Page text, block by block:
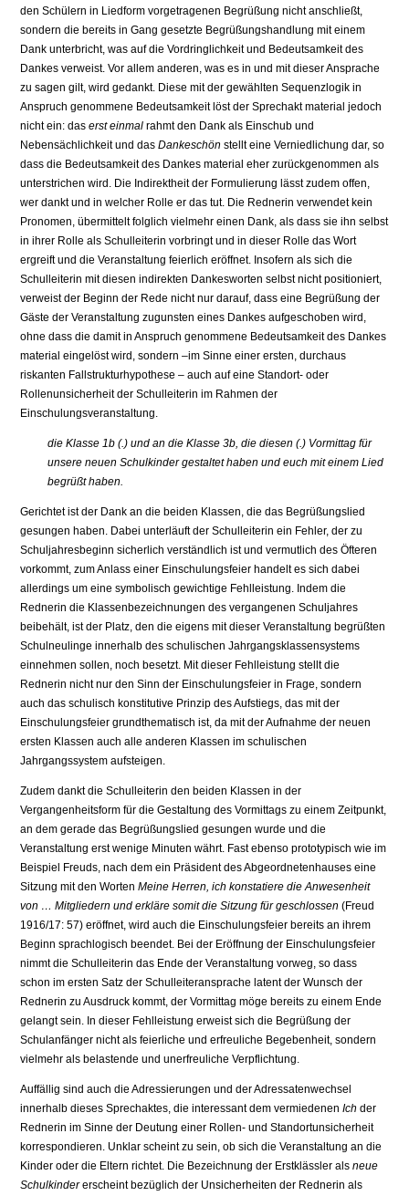
den Schülern in Liedform vorgetragenen Begrüßung nicht anschließt,
sondern die bereits in Gang gesetzte Begrüßungshandlung mit einem
Dank unterbricht, was auf die Vordringlichkeit und Bedeutsamkeit des
Dankes verweist. Vor allem anderen, was es in und mit dieser Ansprache
zu sagen gilt, wird gedankt. Diese mit der gewählten Sequenzlogik in
Anspruch genommene Bedeutsamkeit löst der Sprechakt material jedoch
nicht ein: daserst einmal rahmt den Dank als Einschub und
Nebensächlichkeit und dasDankeschön stellt eine Verniedlichung dar, so
dass die Bedeutsamkeit des Dankes material eher zurückgenommen als
unterstrichen wird. Die Indirektheit der Formulierung lässt zudem offen,
wer dankt und in welcher Rolle er das tut. Die Rednerin verwendet kein
Pronomen, übermittelt folglich vielmehr einen Dank, als dass sie ihn selbst
in ihrer Rolle als Schulleiterin vorbringt und in dieser Rolle das Wort
ergreift und die Veranstaltung feierlich eröffnet. Insofern als sich die
Schulleiterin mit diesen indirekten Dankesworten selbst nicht positioniert,
verweist der Beginn der Rede nicht nur darauf, dass eine Begrüßung der
Gäste der Veranstaltung zugunsten eines Dankes aufgeschoben wird,
ohne dass die damit in Anspruch genommene Bedeutsamkeit des Dankes
material eingelöst wird, sondern –im Sinne einer ersten, durchaus
riskanten Fallstrukturhypothese – auch auf eine Standort- oder
Rollenunsicherheit der Schulleiterin im Rahmen der
Einschulungsveranstaltung.
die Klasse 1b (.) und an die Klasse 3b, die diesen (.) Vormittag für
unsere neuen Schulkinder gestaltet haben und euch mit einem Lied
begrüßt haben.
Gerichtet ist der Dank an die beiden Klassen, die das Begrüßungslied
gesungen haben. Dabei unterläuft der Schulleiterin ein Fehler, der zu
Schuljahresbeginn sicherlich verständlich ist und vermutlich des Öfteren
vorkommt, zum Anlass einer Einschulungsfeier handelt es sich dabei
allerdings um eine symbolisch gewichtige Fehlleistung. Indem die
Rednerin die Klassenbezeichnungen des vergangenen Schuljahres
beibehält, ist der Platz, den die eigens mit dieser Veranstaltung begrüßten
Schulneulinge innerhalb des schulischen Jahrgangsklassensystems
einnehmen sollen, noch besetzt. Mit dieser Fehlleistung stellt die
Rednerin nicht nur den Sinn der Einschulungsfeier in Frage, sondern
auch das schulisch konstitutive Prinzip des Aufstiegs, das mit der
Einschulungsfeier grundthematisch ist, da mit der Aufnahme der neuen
ersten Klassen auch alle anderen Klassen im schulischen
Jahrgangssystem aufsteigen.
Zudem dankt die Schulleiterin den beiden Klassen in der
Vergangenheitsform für die Gestaltung des Vormittags zu einem Zeitpunkt,
an dem gerade das Begrüßungslied gesungen wurde und die
Veranstaltung erst wenige Minuten währt. Fast ebenso prototypisch wie im
Beispiel Freuds, nach dem ein Präsident des Abgeordnetenhauses eine
Sitzung mit den WortenMeine Herren, ich konstatiere die Anwesenheit
von … Mitgliedern und erkläre somit die Sitzung für geschlossen (Freud
1916/17: 57) eröffnet, wird auch die Einschulungsfeier bereits an ihrem
Beginn sprachlogisch beendet. Bei der Eröffnung der Einschulungsfeier
nimmt die Schulleiterin das Ende der Veranstaltung vorweg, so dass
schon im ersten Satz der Schulleiteransprache latent der Wunsch der
Rednerin zu Ausdruck kommt, der Vormittag möge bereits zu einem Ende
gelangt sein. In dieser Fehlleistung erweist sich die Begrüßung der
Schulanfänger nicht als feierliche und erfreuliche Begebenheit, sondern
vielmehr als belastende und unerfreuliche Verpflichtung.
Auffällig sind auch die Adressierungen und der Adressatenwechsel
innerhalb dieses Sprechaktes, die interessant dem vermiedenenIch der
Rednerin im Sinne der Deutung einer Rollen- und Standortunsicherheit
korrespondieren. Unklar scheint zu sein, ob sich die Veranstaltung an die
Kinder oder die Eltern richtet. Die Bezeichnung der Erstklässler alsneue
Schulkindererscheint bezüglich der Unsicherheiten der Rednerin als